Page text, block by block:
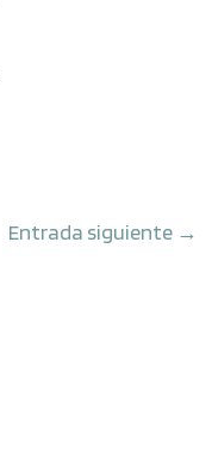
Entrada siguiente →